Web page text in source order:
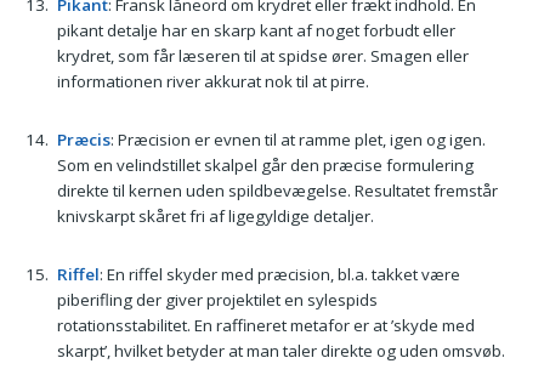
Pikant: Fransk låneord om krydret eller frækt indhold. En
pikant detalje har en skarp kant af noget forbudt eller
krydret, som får læseren til at spidse ører. Smagen eller
informationen river akkurat nok til at pirre.
Præcis: Præcision er evnen til at ramme plet, igen og igen.
Som en velindstillet skalpel går den præcise formulering
direkte til kernen uden spildbevægelse. Resultatet fremstår
knivskarpt skåret fri af ligegyldige detaljer.
Riffel: En riffel skyder med præcision, bl.a. takket være
piberifling der giver projektilet en sylespids
rotationsstabilitet. En raffineret metafor er at ’skyde med
skarpt’, hvilket betyder at man taler direkte og uden omsvøb.